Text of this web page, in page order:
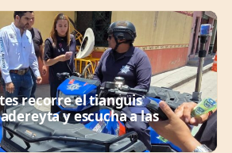
recorre el tianguis
y escucha a las